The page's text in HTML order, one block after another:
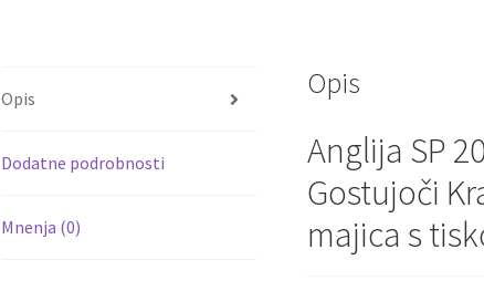
k
Opis
Dodatne podrobnosti
Mnenja (0)
Opis
Anglija SP
Gostujoči
majica s